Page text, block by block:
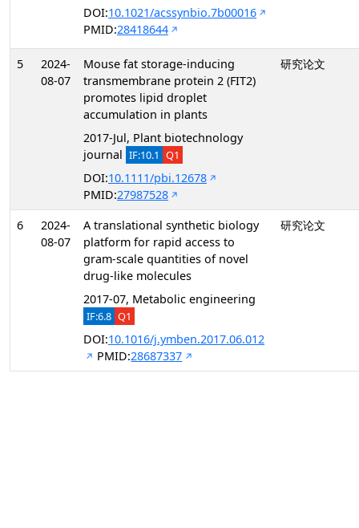
DOI:10.1021/acssynbio.7b00016
PMID:28418644
5
2024-
08-07
Mouse fat storage-inducing
transmembrane protein 2 (FIT2)
promotes lipid droplet
accumulation in plants
2017-Jul, Plant biotechnology
journal IF:10.1 Q1
DOI:10.1111/pbi.12678
PMID:27987528
研究论文
6
2024-
08-07
A translational synthetic biology
platform for rapid access to
gram-scale quantities of novel
drug-like molecules
2017-07, Metabolic engineering
IF:6.8 Q1
DOI:10.1016/j.ymben.2017.06.012
PMID:28687337
研究论文